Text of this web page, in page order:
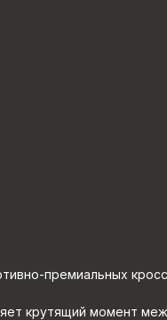
премиальных
крутящий момент